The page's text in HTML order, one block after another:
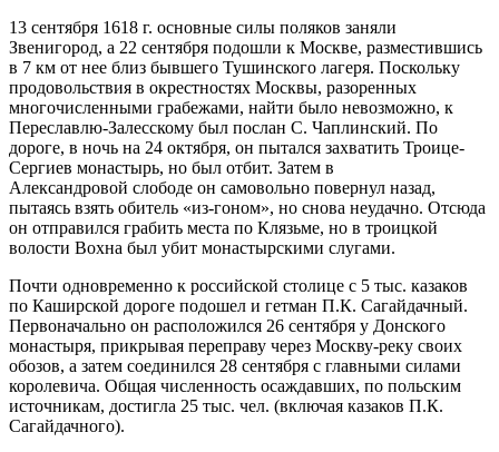
13 сентября 1618 г. основные силы поляков заняли
Звенигород, а 22 сентября подошли к Москве, разместившись
в 7 км от нее близ бывшего Тушинского лагеря. Поскольку
продовольствия в окрестностях Москвы, разоренных
многочисленными грабежами, найти было невозможно, к
Переславлю-Залесскому был послан С. Чаплинский. По
дороге, в ночь на 24 октября, он пытался захватить Троице-
Сергиев монастырь, но был отбит. Затем в
Александровой слободе он самовольно повернул назад,
пытаясь взять обитель «из-гоном», но снова неудачно. Отсюда
он отправился грабить места по Клязьме, но в троицкой
волости Вохна был убит монастырскими слугами.
Почти одновременно к российской столице с 5 тыс. казаков
по Каширской дороге подошел и гетман П.К. Сагайдачный.
Первоначально он расположился 26 сентября у Донского
монастыря, прикрывая переправу через Москву-реку своих
обозов, а затем соединился 28 сентября с главными силами
королевича. Общая численность осаждавших, по польским
источникам, достигла 25 тыс. чел. (включая казаков П.К.
Сагайдачного).